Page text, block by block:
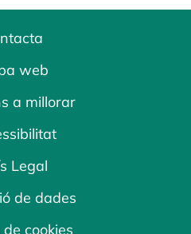
web
a millorar
Legal
de dades
cookies